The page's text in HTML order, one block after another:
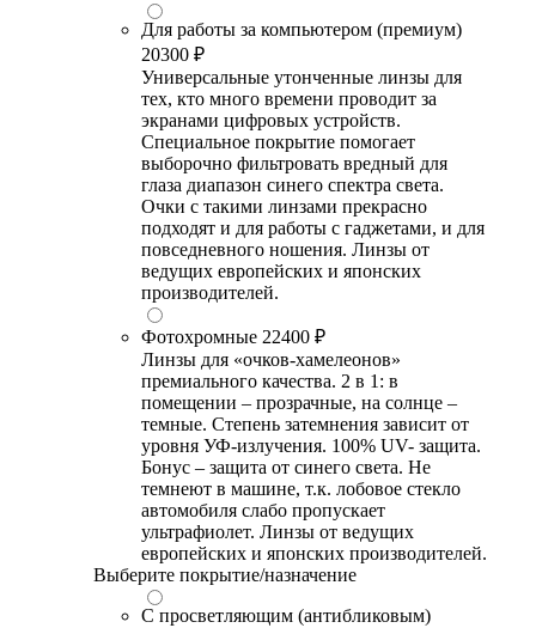
Для работы за компьютером (премиум)
20300 ₽
Универсальные утонченные линзы для
тех, кто много времени проводит за
экранами цифровых устройств.
Специальное покрытие помогает
выборочно фильтровать вредный для
глаза диапазон синего спектра света.
Очки с такими линзами прекрасно
подходят и для работы с гаджетами, и для
повседневного ношения. Линзы от
ведущих европейских и японских
производителей.
Фотохромные 22400 ₽
Линзы для «очков-хамелеонов»
премиального качества. 2 в 1: в
помещении – прозрачные, на солнце –
темные. Степень затемнения зависит от
уровня УФ-излучения. 100% UV- защита.
Бонус – защита от синего света. Не
темнеют в машине, т.к. лобовое стекло
автомобиля слабо пропускает
ультрафиолет. Линзы от ведущих
европейских и японских производителей.
Выберите покрытие/назначение
С просветляющим (антибликовым)